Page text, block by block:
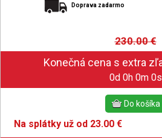
Doprava zadarmo
230.00€
0d 0h 0m 0s
Na splátky už od 23.00 €